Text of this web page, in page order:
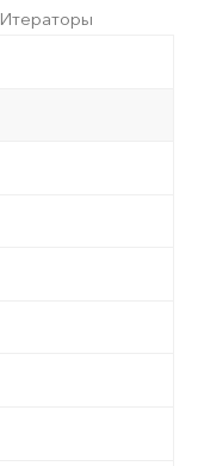
Итераторы